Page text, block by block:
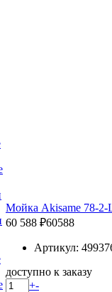
Мойка Akisame 78-2-
60 588 ₽60588
Артикул:
доступно к заказу
+-